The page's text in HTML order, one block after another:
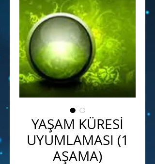
YAŞAM KÜRESİ
UYUMLAMASI (1
AŞAMA)